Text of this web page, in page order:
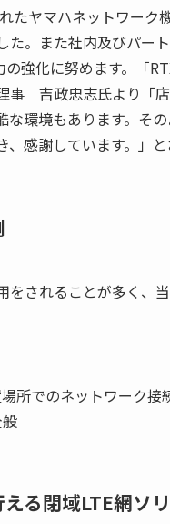
たヤマハネットワーク
。また社内及びパー
強化に努めます。「
吉政忠志氏より「
環境もあります。そ
感謝しています。」と
されることが多く、
所でのネットワーク接
る閉域LTE網ソ